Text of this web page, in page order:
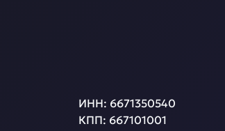
ИНН: 6671350540
КПП: 667101001